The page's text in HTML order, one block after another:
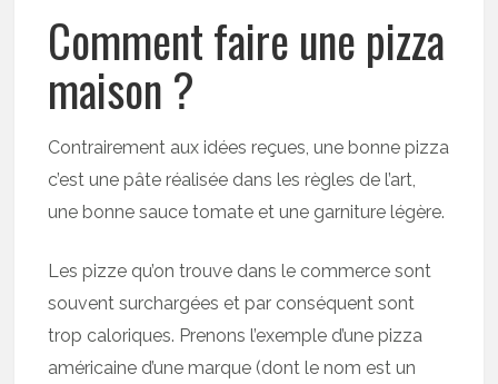
Comment faire une pizza
maison ?
Contrairement aux idées reçues, une bonne pizza
c’est une pâte réalisée dans les règles de l’art,
une bonne sauce tomate et une garniture légère.
Les pizze qu’on trouve dans le commerce sont
souvent surchargées et par conséquent sont
trop caloriques. Prenons l’exemple d’une pizza
américaine d’une marque (dont le nom est un